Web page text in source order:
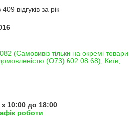
відгуків за рік
(Самовивіз тільки на окремі товари
(О73) 602 08 68), Київ,
10:00 до 18:00
роботи